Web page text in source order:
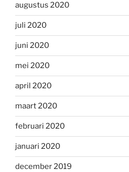
augustus 2020
juli 2020
juni 2020
mei 2020
april 2020
maart 2020
februari 2020
januari 2020
december 2019